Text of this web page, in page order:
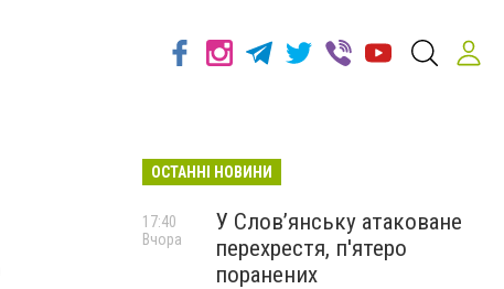
ОСТАННІ НОВИНИ
У Слов’янську атаковане
перехрестя, п'ятеро
поранених
17:40
Вчора